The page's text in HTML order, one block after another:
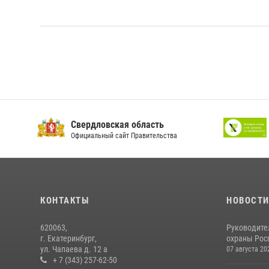
Свердловская область
Официальный сайт Правительства
КОНТАКТЫ
620063,
г. Екатеринбург,
ул. Чапаева д. 12 а
+ 7 (343) 257-62-50
НОВОСТИ
охраны
07 августа